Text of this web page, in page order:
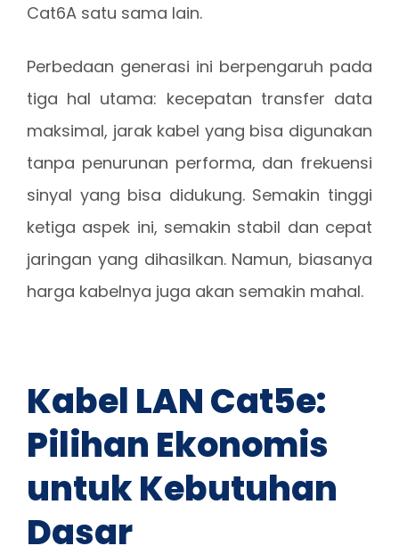
Cat6A satu sama lain.
Perbedaan generasi ini berpengaruh pada
tiga hal utama: kecepatan transfer data
maksimal, jarak kabel yang bisa digunakan
tanpa penurunan performa, dan frekuensi
sinyal yang bisa didukung. Semakin tinggi
ketiga aspek ini, semakin stabil dan cepat
jaringan yang dihasilkan. Namun, biasanya
harga kabelnya juga akan semakin mahal.
Kabel LAN Cat5e:
Pilihan Ekonomis
untuk Kebutuhan
Dasar